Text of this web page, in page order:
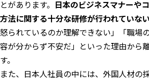
とがあります。
日本のビジネスマナーや
方法に関する十分な研修が行われていない
怒られているのか理解できない」「職場
容が分からず不安だ」といった理由から
す。
また、日本人社員の中には、外国人材の